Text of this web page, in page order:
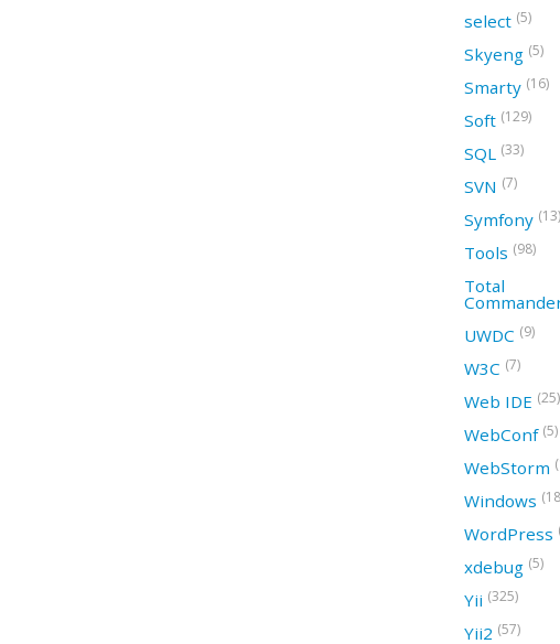
select (5)
Skyeng (5)
Smarty (16)
Soft (129)
SQL (33)
SVN (7)
Symfony (13)
Tools (98)
Total
UWDC (9)
W3C (7)
Web IDE (25)
WebConf (5)
WebStorm
Windows
WordPress
xdebug (5)
Yii (325)
Yii2 (57)